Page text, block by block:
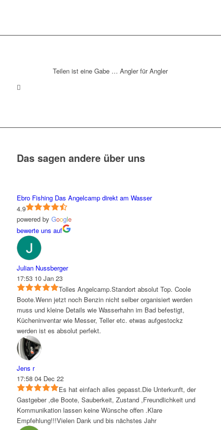
Teilen ist eine Gabe … Angler für Angler
Das sagen andere über uns
Ebro Fishing Das Angelcamp direkt am Wasser
4.9
powered by Google
bewerte uns auf
Julian Nussberger
17:53 10 Jan 23
Tolles Angelcamp.Standort absolut Top. Coole
Boote.Wenn jetzt noch Benzin nicht selber organisiert werden
muss und kleine Details wie Wasserhahn im Bad befestigt,
Kücheninventar wie Messer, Teller etc. etwas aufgestockz
werden ist es absolut perfekt.
Jens r
17:58 04 Dec 22
Es hat einfach alles gepasst.Die Unterkunft, der
Gastgeber ,die Boote, Sauberkeit, Zustand ,Freundlichkeit und
Kommunikation lassen keine Wünsche offen .Klare
Empfehlung!!!Vielen Dank und bis nächstes Jahr